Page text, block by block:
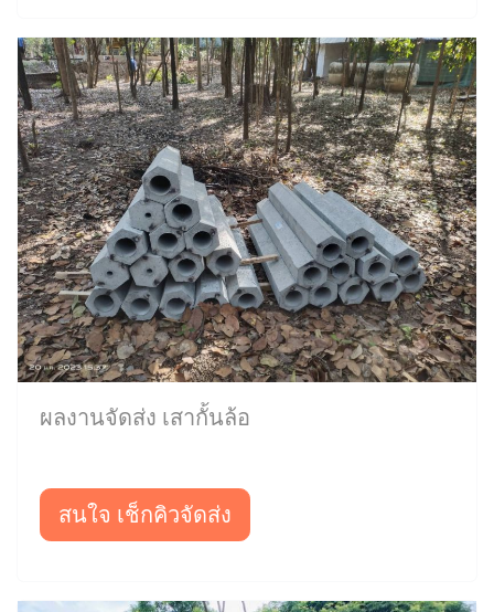
ผลงานจัดส่ง เสากั้นล้อ
สนใจ เช็กคิวจัดส่ง